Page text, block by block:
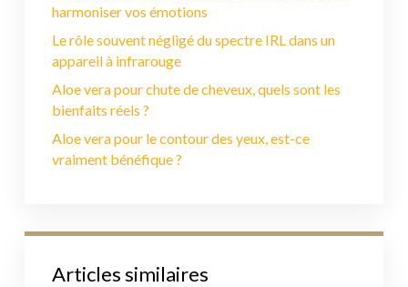
harmoniser vos émotions
Le rôle souvent négligé du spectre IRL dans un
appareil à infrarouge
Aloe vera pour chute de cheveux, quels sont les
bienfaits réels ?
Aloe vera pour le contour des yeux, est-ce
vraiment bénéfique ?
Articles similaires